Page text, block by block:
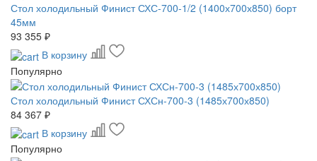
Стол холодильный Финист СХС-700-1/2 (1400х700х850) борт
45мм
93 355 ₽
В корзину
Популярно
Стол холодильный Финист СХСн-700-3 (1485х700х850)
84 367 ₽
В корзину
Популярно